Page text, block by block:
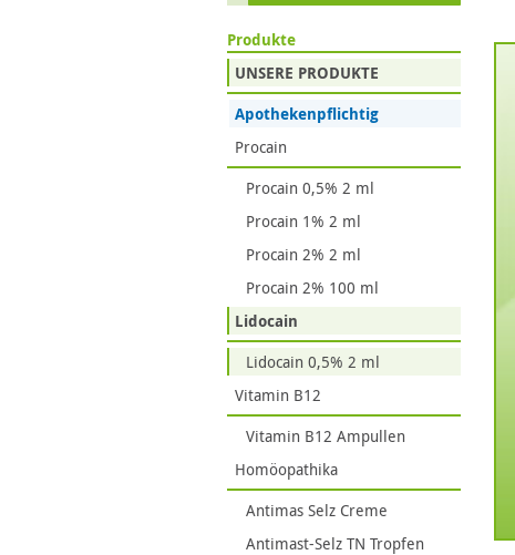
Produkte
UNSERE PRODUKTE
Apothekenpflichtig
Procain
Procain 0,5% 2 ml
Procain 1% 2 ml
Procain 2% 2 ml
Procain 2% 100 ml
Lidocain
Lidocain 0,5% 2 ml
Vitamin B12
Vitamin B12 Ampullen
Homöopathika
Antimas Selz Creme
Antimast-Selz TN Tropfen